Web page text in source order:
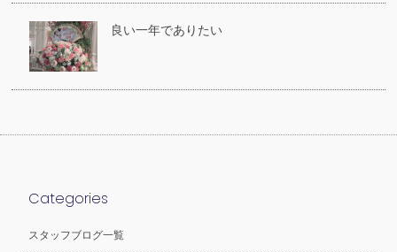
良い一年でありたい
Categories
スタッフブログ一覧